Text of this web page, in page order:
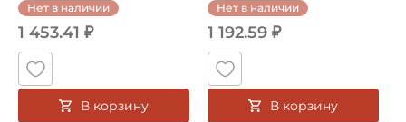
Нет в наличии
1 453.41 ₽
В корзину
Нет в наличии
1 192.59 ₽
В корзину